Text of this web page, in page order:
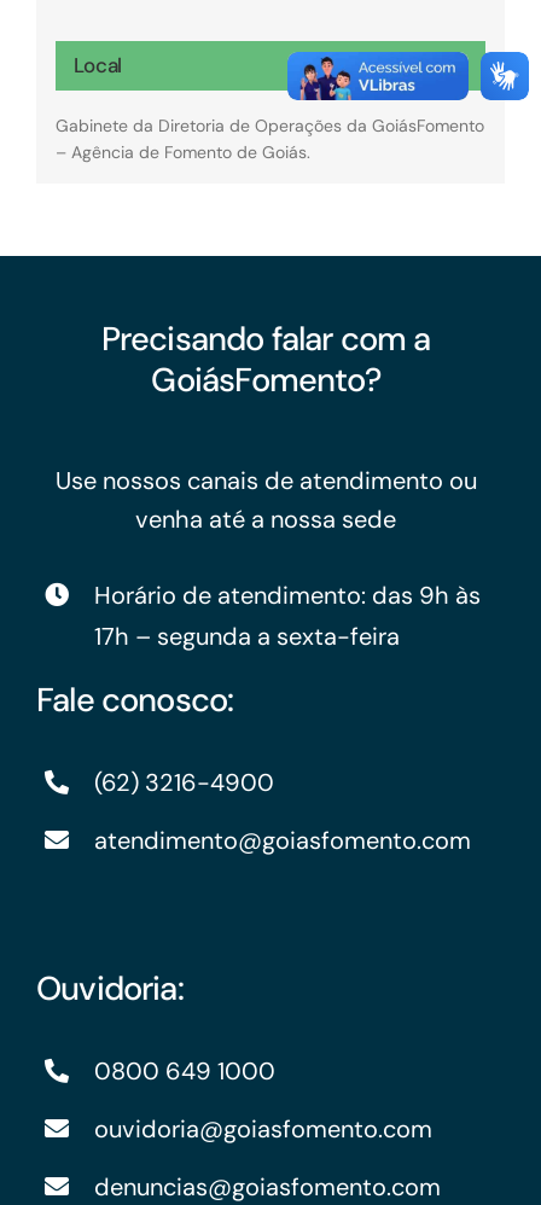
Local
Gabinete da Diretoria de Operações da GoiásFomento
– Agência de Fomento de Goiás.
Precisando falar com a
GoiásFomento?
Use nossos canais de atendimento ou
venha até a nossa sede
Horário de atendimento: das 9h às
17h – segunda a sexta-feira
Fale conosco:
(62) 3216-4900
atendimento@goiasfomento.com
Ouvidoria:
0800 649 1000
ouvidoria@goiasfomento.com
denuncias@goiasfomento.com